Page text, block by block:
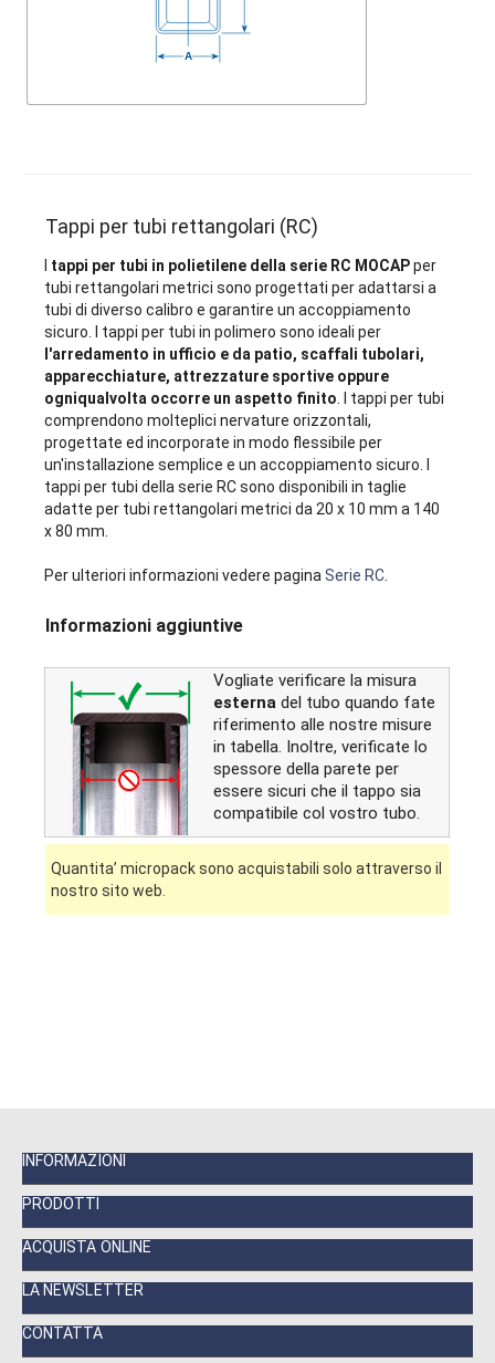
Tappi per tubi rettangolari (RC)
tappi per tubi in polietilene della serie RC MOCAPper
tubi rettangolari metrici sono progettati per adattarsi a
tubi di diverso calibro e garantire un accoppiamento
sicuro. I tappi per tubi in polimero sono ideali per
l'arredamento in ufficio e da patio, scaffali tubolari,
apparecchiature, attrezzature sportive oppure
ogniqualvolta occorre un aspetto finito. I tappi per tubi
comprendono molteplici nervature orizzontali,
progettate ed incorporate in modo flessibile per
un'installazione semplice e un accoppiamento sicuro. I
tappi per tubi della serie RC sono disponibili in taglie
adatte per tubi rettangolari metrici da 20 x 10 mm a 140
x 80 mm.
Per ulteriori informazioni vedere paginaSerie RC.
Informazioni aggiuntive
Vogliate verificare la misura
esterna del tubo quando fate
riferimento alle nostre misure
in tabella. Inoltre, verificate lo
spessore della parete per
essere sicuri che il tappo sia
compatibile col vostro tubo.
Quantita’ micropack sono acquistabili solo attraverso il
nostro sito web.
INFORMAZIONI
PRODOTTI
ACQUISTA ONLINE
LA NEWSLETTER
CONTATTA